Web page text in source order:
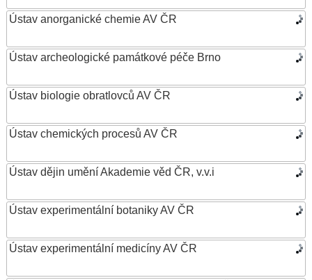
Ústav anorganické chemie AV ČR
Ústav archeologické památkové péče Brno
Ústav biologie obratlovců AV ČR
Ústav chemických procesů AV ČR
Ústav dějin umění Akademie věd ČR, v.v.i
Ústav experimentální botaniky AV ČR
Ústav experimentální medicíny AV ČR